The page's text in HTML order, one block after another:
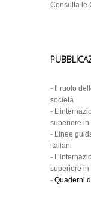
Consulta le
-
Il ruolo
società
-
superiore in
- Linee
italiani
-
superiore in
- Quaderni